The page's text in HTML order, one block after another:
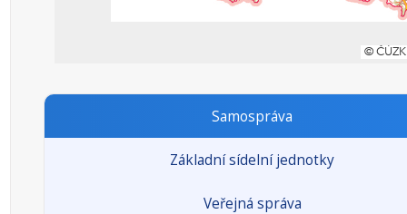
Samospráva
Základní sídelní jednotky
Veřejná správa